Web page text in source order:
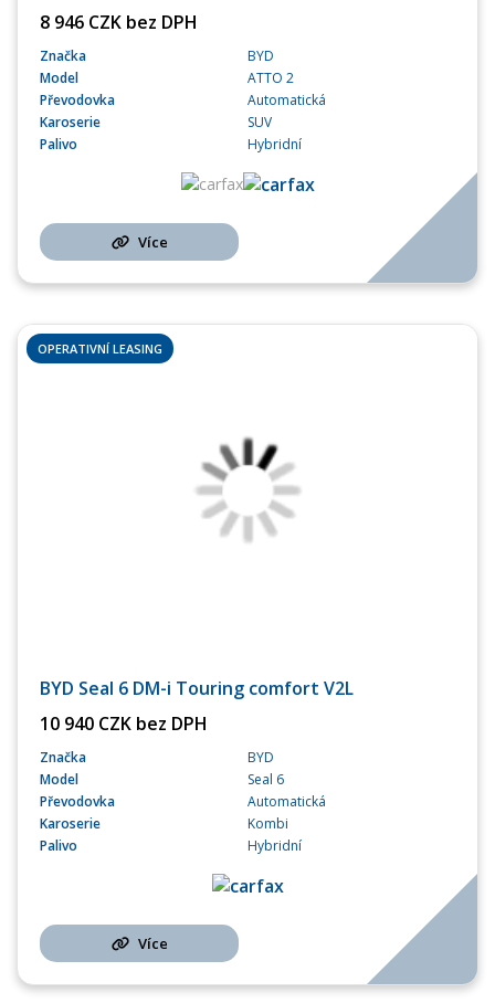
8 946 CZK bez DPH
Značka
BYD
Model
ATTO 2
Převodovka
Automatická
Karoserie
SUV
Palivo
Hybridní
Více
OPERATIVNÍ LEASING
BYD Seal 6 DM-i Touring comfort V2L
10 940 CZK bez DPH
Značka
BYD
Model
Seal 6
Převodovka
Automatická
Karoserie
Kombi
Palivo
Hybridní
Více